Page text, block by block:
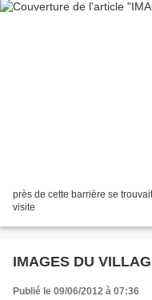
près de cette barrière se
visite
IMAGES DU
Publié le 09/06/2012 à 07:36